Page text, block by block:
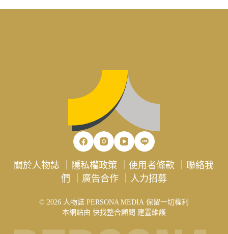
關於人物誌 隱私權政策 ｜使用者條款 ｜聯絡我
們
廣告合作｜ 人力招募
© 2026 人物誌 PERSONA MEDIA 保留一切權利
本網站由 快找整合顧問 建置維護